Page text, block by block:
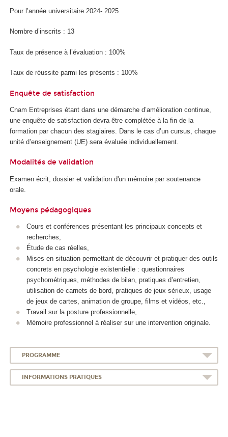
Pour l’année universitaire 2024- 2025
Nombre d’inscrits : 13
Taux de présence à l’évaluation : 100%
Taux de réussite parmi les présents : 100%
Enquête de satisfaction
Cnam Entreprises étant dans une démarche d’amélioration continue,
une enquête de satisfaction devra être complétée à la fin de la
formation par chacun des stagiaires. Dans le cas d’un cursus, chaque
unité d’enseignement (UE) sera évaluée individuellement.
Modalités de validation
Examen écrit, dossier et validation d'un mémoire par soutenance
orale.
Moyens pédagogiques
Cours et conférences présentant les principaux concepts et
recherches,
Étude de cas réelles,
Mises en situation permettant de découvrir et pratiquer des outils
concrets en psychologie existentielle : questionnaires
psychométriques, méthodes de bilan, pratiques d’entretien,
utilisation de carnets de bord, pratiques de jeux sérieux, usage
de jeux de cartes, animation de groupe, films et vidéos, etc.,
Travail sur la posture professionnelle,
Mémoire professionnel à réaliser sur une intervention originale.
PROGRAMME
INFORMATIONS PRATIQUES